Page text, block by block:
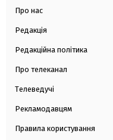
Про нас
Редакція
Редакційна політика
Про телеканал
Телеведучі
Рекламодавцям
Правила користування